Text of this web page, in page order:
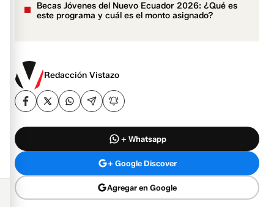
Becas Jóvenes del Nuevo Ecuador 2026: ¿Qué es
este programa y cuál es el monto asignado?
Redacción Vistazo
+ Whatsapp
+ Google Discover
Agregar en Google